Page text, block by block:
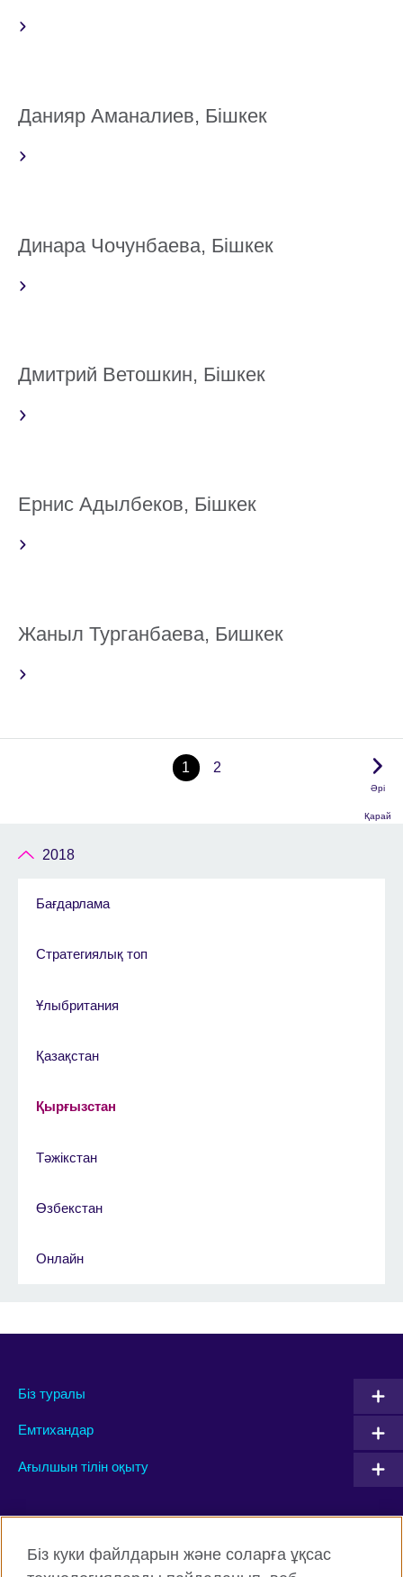
Данияр Аманалиев, Бішкек
Динара Чочунбаева, Бішкек
Дмитрий Ветошкин, Бішкек
Ернис Адылбеков, Бішкек
Жаныл Турганбаева, Бишкек
1 2
Әрі
Қарай
2018
Бағдарлама
Стратегиялық топ
Ұлыбритания
Қазақстан
Қырғызстан
Тәжікстан
Өзбекстан
Онлайн
Біз туралы
Емтихандар
Ағылшын тілін оқыту
Connect with us
Facebook Twitter
Біз куки файлдарын және соларға ұқсас